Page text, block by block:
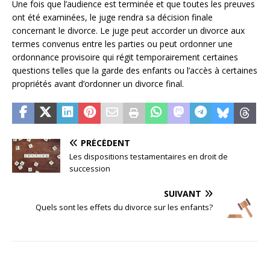
Une fois que l’audience est terminée et que toutes les preuves
ont été examinées, le juge rendra sa décision finale
concernant le divorce. Le juge peut accorder un divorce aux
termes convenus entre les parties ou peut ordonner une
ordonnance provisoire qui régit temporairement certaines
questions telles que la garde des enfants ou l’accès à certaines
propriétés avant d’ordonner un divorce final.
PRÉCÉDENT
Les dispositions testamentaires en droit de
succession
SUIVANT
Quels sont les effets du divorce sur les enfants?